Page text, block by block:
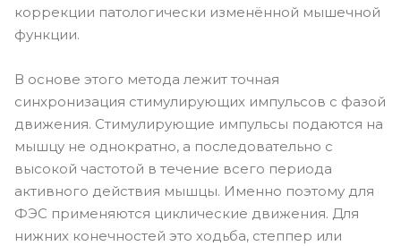
коррекции патологически изменённой мышечной
функции.
В основе этого метода лежит точная
синхронизация стимулирующих импульсов с фазой
движения. Стимулирующие импульсы подаются на
мышцу не однократно, а последовательно с
высокой частотой в течение всего периода
активного действия мышцы. Именно поэтому для
ФЭС применяются циклические движения. Для
нижних конечностей это ходьба, степпер или